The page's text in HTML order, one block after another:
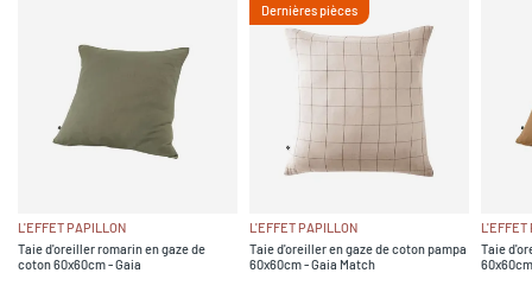
L'EFFET PAPILLON
Taie d'oreiller romarin en gaze de
coton 60x60cm - Gaia
Dernières pièces
L'EFFET PAPILLON
Taie d'oreiller en gaze de coton pampa
60x60cm - Gaia Match
L'EFFET
Taie